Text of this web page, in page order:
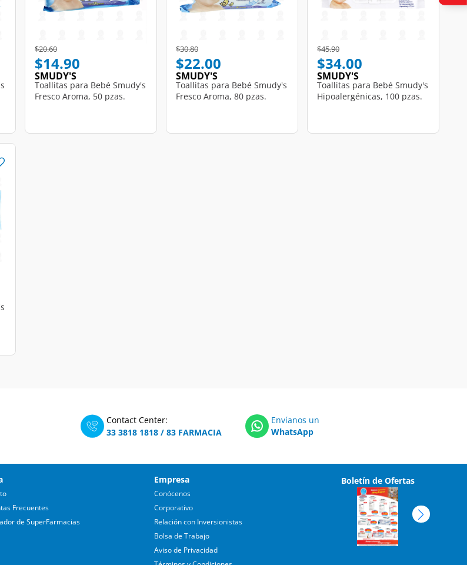
Price reduced from
$20.60to
$14.90
SMUDY'S
Toallitas para Bebé Smudy's
Fresco Aroma, 50 pzas.
Price reduced from
$30.80to
$22.00
SMUDY'S
Toallitas para Bebé Smudy's
Fresco Aroma, 80 pzas.
Price reduced from
$45.90to
$34.00
SMUDY'S
Toallitas para Bebé Smudy's
Hipoalergénicas, 100 pzas.
Contact Center:
33 3818 1818 / 83 FARMACIA
Envíanos un
WhatsApp
Frecuentes
de SuperFarmacias
Empresa
Conócenos
Corporativo
Relación con Inversionistas
Bolsa de Trabajo
Aviso de Privacidad
Boletín de Ofertas